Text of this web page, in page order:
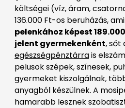
költségei (víz, áram,
136.000 Ft-os beruházás, ami
pelenkához képest
jelent gyermekenként, sőt
egészségpénztárrais
pelusok szépek, színesek,
gyermeket kiszolgálnak,
anyagból készülnek. A
hamarabb lesznek